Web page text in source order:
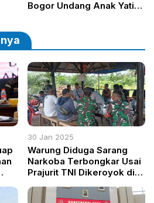
Bogor Undang Anak Yatim
30 Jan 2025
Warung Diduga Sarang
Narkoba Terbongkar Usai
Prajurit TNI Dikeroyok di